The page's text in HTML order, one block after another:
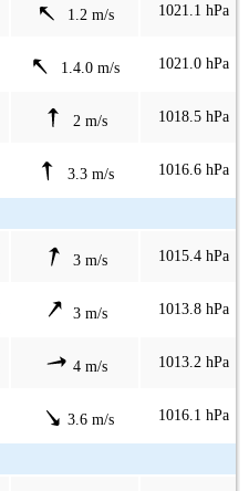
1.2 m/s 1021.1 hPa
1.4.0 m/s 1021.0 hPa
2 m/s 1018.5 hPa
3.3 m/s 1016.6 hPa
3 m/s 1015.4 hPa
3 m/s 1013.8 hPa
4 m/s 1013.2 hPa
3.6 m/s 1016.1 hPa